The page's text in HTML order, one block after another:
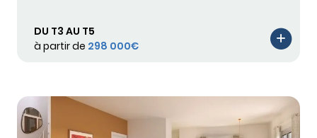
DU T3 AU T5
à partir de 298 000€